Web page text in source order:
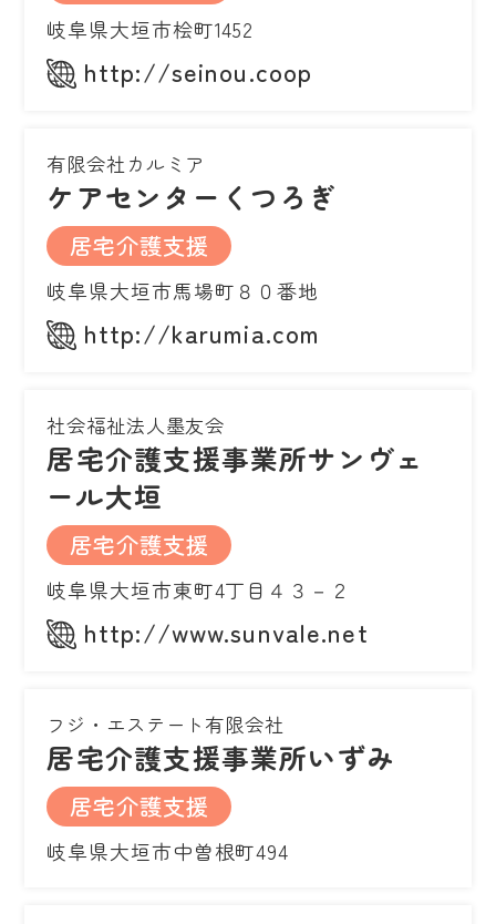
岐阜県大垣市桧町1452
http://seinou.coop
有限会社カルミア
ケアセンターくつろぎ
居宅介護支援
岐阜県大垣市馬場町８０番地
http://karumia.com
社会福祉法人墨友会
居宅介護支援事業所サンヴェ
ール大垣
居宅介護支援
岐阜県大垣市東町4丁目４３－２
http://www.sunvale.net
フジ・エステート有限会社
居宅介護支援事業所いずみ
居宅介護支援
岐阜県大垣市中曽根町494